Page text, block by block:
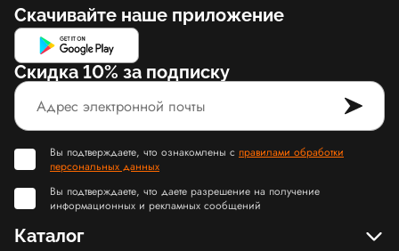
Скачивайте наше приложение
Скидка 10% за подписку
Вы подтверждаете, что ознакомлены с правилами обработки
персональных данных
Вы подтверждаете, что даете разрешение на получение
информационных и рекламных сообщений
Каталог